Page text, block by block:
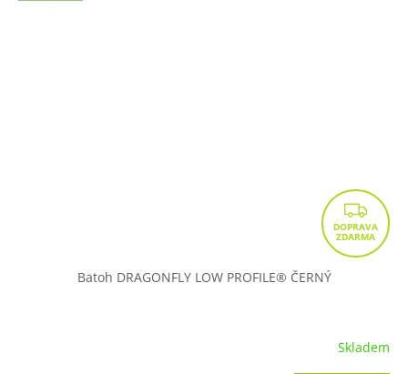
Z
D
A
Batoh DRAGONFLY LOW PROFILE® ČERNÝ
Skladem